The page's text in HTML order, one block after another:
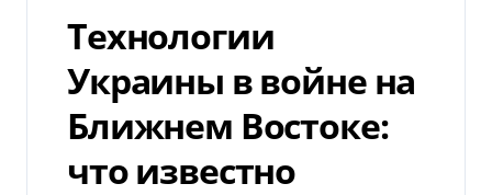
Технологии
Украины в войне на
Ближнем Востоке:
что известно